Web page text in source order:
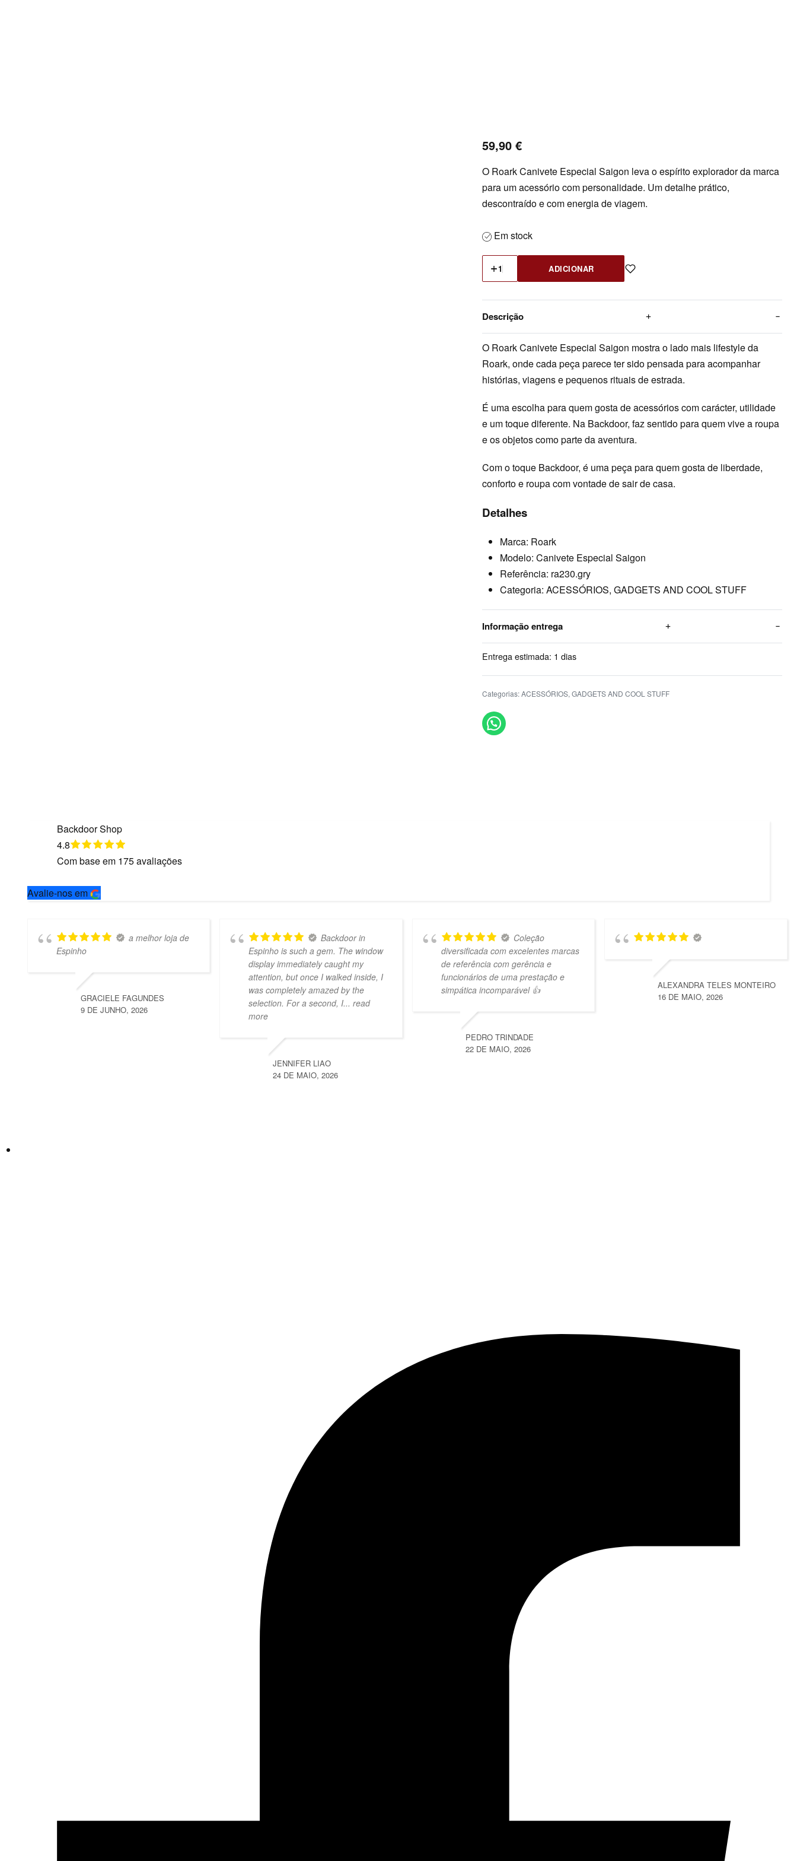
59,90€
O Roark Canivete Especial Saigon leva o espírito explorador da marca
para um acessório com personalidade. Um detalhe prático,
descontraído e com energia de viagem.
Em stock
ADICIONAR
Descrição
O Roark Canivete Especial Saigon mostra o lado mais lifestyle da
Roark, onde cada peça parece ter sido pensada para acompanhar
histórias, viagens e pequenos rituais de estrada.
É uma escolha para quem gosta de acessórios com carácter, utilidade
e um toque diferente. Na Backdoor, faz sentido para quem vive a roupa
e os objetos como parte da aventura.
Com o toque Backdoor, é uma peça para quem gosta de liberdade,
conforto e roupa com vontade de sair de casa.
Detalhes
Marca: Roark
Modelo: Canivete Especial Saigon
Referência: ra230.gry
Categoria: ACESSÓRIOS, GADGETS AND COOL STUFF
Informação entrega
Entrega estimada: 1 dias
Categorias:ACESSÓRIOS,GADGETS AND COOL STUFF
Backdoor Shop
4.8
Com base em 175avaliações
Avalie-nos em
a melhor loja de
Espinho
GRACIELE FAGUNDES
9 DE JUNHO, 2026
Backdoor in
Espinho is such a gem. The window
display immediately caught my
attention, but once I walked inside, I
was completely amazed by the
selection. For a second, I... read
more
JENNIFER LIAO
24 DE MAIO, 2026
Coleção
diversificada com excelentes marcas
de referência com gerência e
funcionários de uma prestação e
simpática incomparável 👍
PEDRO TRINDADE
22 DE MAIO, 2026
ALEXANDRA TELES MONTEIRO
16 DE MAIO, 2026